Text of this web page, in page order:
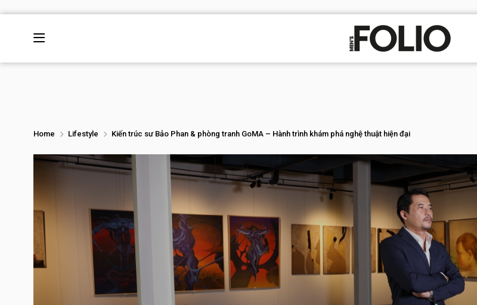
Home Lifestyle Kiến trúc sư Bảo Phan & phòng tranh GoMA – Hành trình khám phá nghệ thuật hiện đại